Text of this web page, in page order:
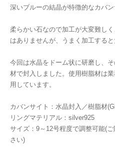
深いブルーの結晶が特徴的なカバ
柔らかい石なので加工が大変難し
はありませんが、うまく加工すると
今回は水晶をドーム状に研磨し、
材で封入しました。使用樹脂材は
用しています。
カバンサイト：水晶封入／樹脂材
リングマテリアル：silver925
サイズ：9～12号程度で調整可能(
さい)